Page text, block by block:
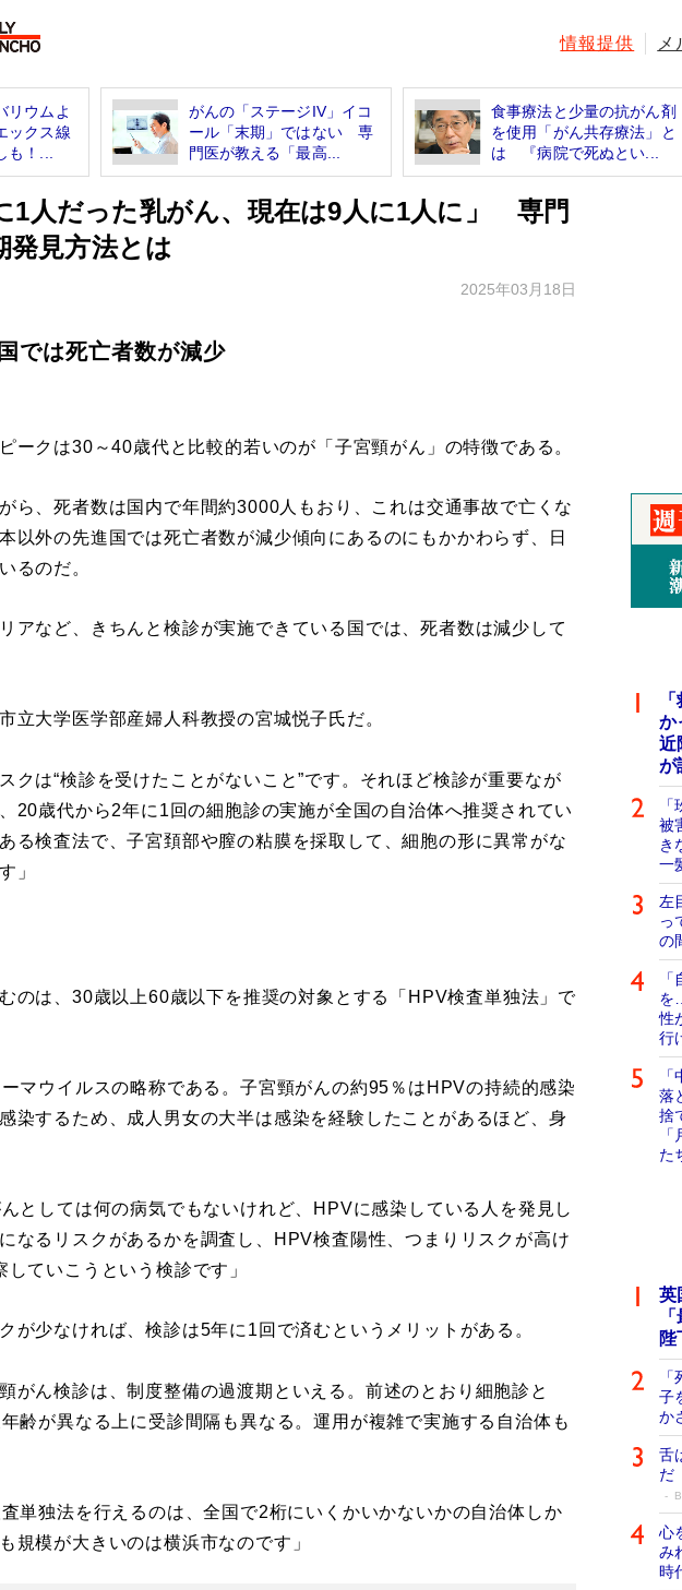
情報提供 メ
リウムよ
ックス線
！...
がんの「ステージIV」イコ
ール「末期」ではない 専
門医が教える「最高...
食事療法と少量の抗がん剤
を使用「がん共存療法」と
は 『病院で死ぬとい...
1人だった乳がん、現在は9人に1人に」 専門
発見方法とは
2025年03月18日
では死亡者数が減少
ークは30～40歳代と比較的若いのが「子宮頸がん」の特徴である。
ら、死者数は国内で年間約3000人もおり、これは交通事故で亡くな
以外の先進国では死亡者数が減少傾向にあるのにもかかわらず、日
るのだ。
アなど、きちんと検診が実施できている国では、死者数は減少して
立大学医学部産婦人科教授の宮城悦子氏だ。
クは“検診を受けたことがないこと”です。それほど検診が重要なが
20歳代から2年に1回の細胞診の実施が全国の自治体へ推奨されてい
る検査法で、子宮頚部や膣の粘膜を採取して、細胞の形に異常がな
」
のは、30歳以上60歳以下を推奨の対象とする「HPV検査単独法」で
マウイルスの略称である。子宮頸がんの約95％はHPVの持続的感染
染するため、成人男女の大半は感染を経験したことがあるほど、身
としては何の病気でもないけれど、HPVに感染している人を発見し
なるリスクがあるかを調査し、HPV検査陽性、つまりリスクが高け
ていこうという検診です」
が少なければ、検診は5年に1回で済むというメリットがある。
がん検診は、制度整備の過渡期といえる。前述のとおり細胞診と
齢が異なる上に受診間隔も異なる。運用が複雑で実施する自治体も
単独法を行えるのは、全国で2桁にいくかいかないかの自治体しか
規模が大きいのは横浜市なのです」
か
近
が
被
き
一
左
っ
の
を
性
行
落
捨
た
英
陛
子
か
舌
だ
心
み
時